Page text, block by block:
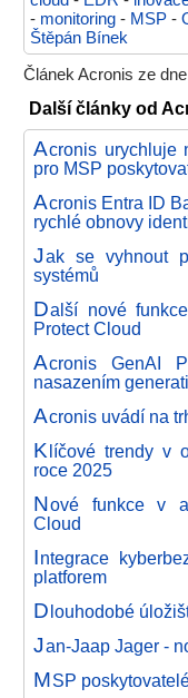
- monitoring - MSP -
Štěpán Bínek
Článek Acronis ze
Další články od
Acronis urychluje
pro MSP
Acronis Entra ID
rychlé obnovy
Jak se vyhnout
systémů
Další nové
Protect Cloud
Acronis GenAI
nasazením
Acronis uvádí na
Klíčové trendy v
roce 2025
Nové funkce v
Cloud
Integrace
platforem
Dlouhodobé
Jan-Jaap Jager -
MSP